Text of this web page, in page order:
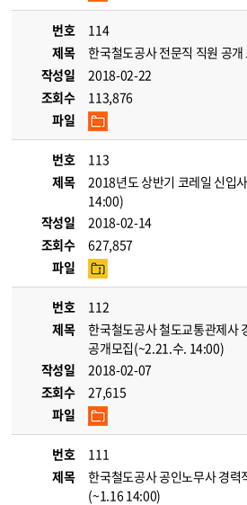
번호
114
제목
한국철도공사 전문직 직원 공
작성일
2018-02-22
조회수
113,876
파일
번호
113
제목
2018년도 상반기 코레일 신입
14:00)
작성일
2018-02-14
조회수
627,857
파일
번호
112
제목
한국철도공사 철도교통관제사
공개모집(~2.21.수. 14:00)
작성일
2018-02-07
조회수
27,615
파일
번호
111
제목
한국철도공사 공인노무사 경력
(~1.16 14:00)